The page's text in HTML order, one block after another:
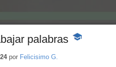
palabras -
por Felicisimo G.